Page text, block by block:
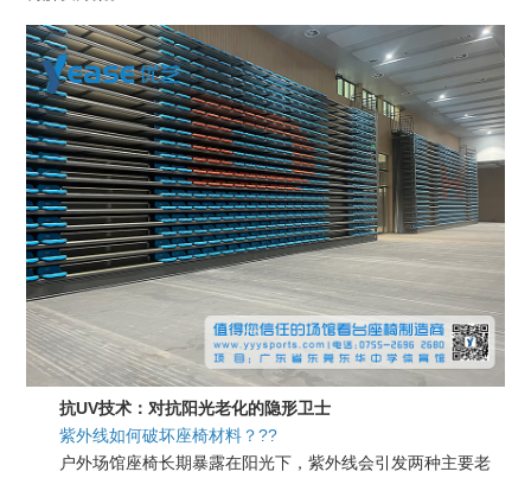
抗UV技术：对抗阳光老化的隐形卫士
紫外线如何破坏座椅材料？??
户外场馆座椅长期暴露在阳光下，紫外线会引发两种主要老